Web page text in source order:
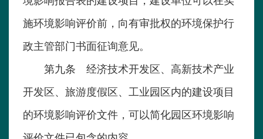
施环境影响评价前，向有审批权的环境保护行
政主管部门书面征询意见。
第九条 经济技术开发区、高新技术产业
开发区、旅游度假区、工业园区内的建设项目
的环境影响评价文件，可以简化园区环境影响